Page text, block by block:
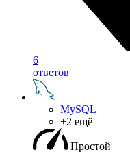
6
ответов
MySQL
+2 ещё
Простой